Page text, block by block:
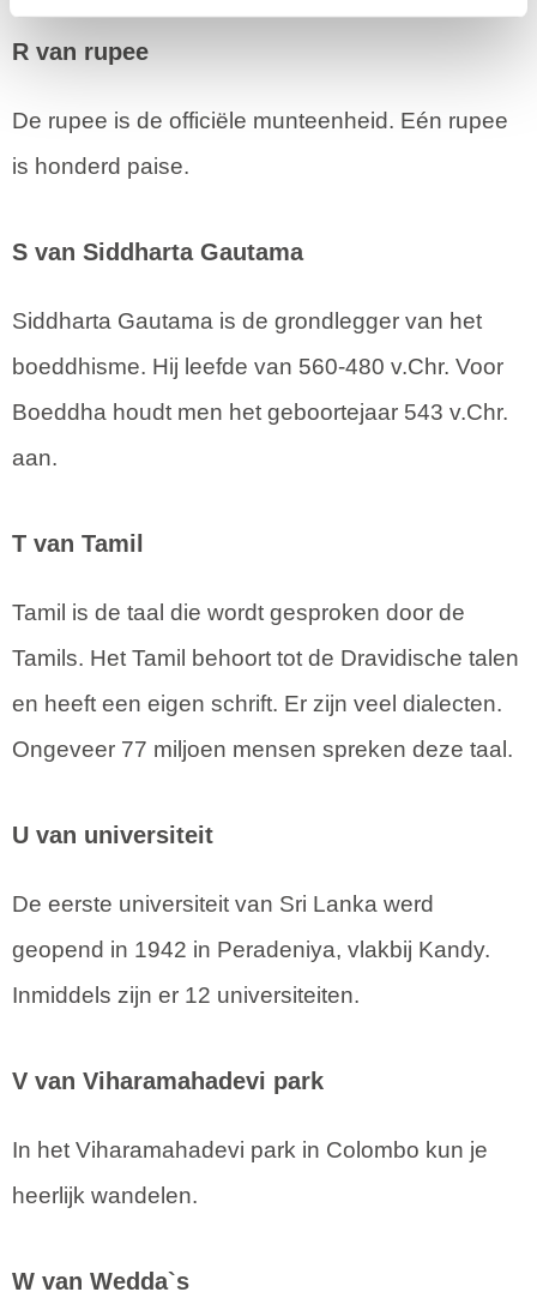
R van rupee
De rupee is de officiële munteenheid. Eén rupee
is honderd paise.
S van Siddharta Gautama
Siddharta Gautama is de grondlegger van het
boeddhisme. Hij leefde van 560-480 v.Chr. Voor
Boeddha houdt men het geboortejaar 543 v.Chr.
aan.
T van Tamil
Tamil is de taal die wordt gesproken door de
Tamils. Het Tamil behoort tot de Dravidische talen
en heeft een eigen schrift. Er zijn veel dialecten.
Ongeveer 77 miljoen mensen spreken deze taal.
U van universiteit
De eerste universiteit van Sri Lanka werd
geopend in 1942 in Peradeniya, vlakbij Kandy.
Inmiddels zijn er 12 universiteiten.
V van Viharamahadevi park
In het Viharamahadevi park in Colombo kun je
heerlijk wandelen.
W van Wedda`s